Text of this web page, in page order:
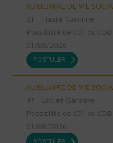
AUXILIAIRE DE VIE
31 - Haute-Garonne
Possibilité de CDI ou CDD
01/08/2026
POSTULER
AUXILIAIRE DE VIE
47 - Lot-et-Garonne
Possibilité de CDI ou CDD
01/08/2026
POSTULER